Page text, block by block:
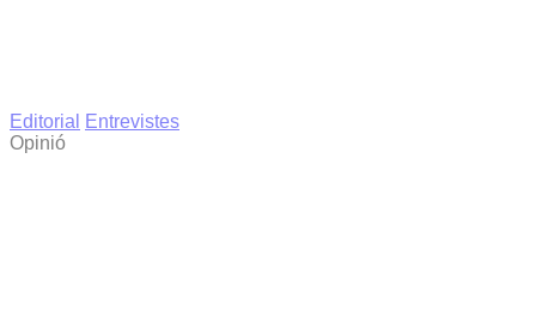
Editorial
Entrevistes
Opinió